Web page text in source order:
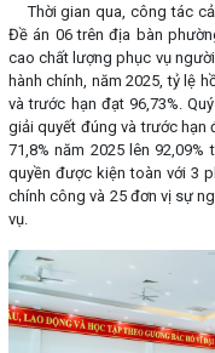
Thời gian qua, công tác
Đề án 06 trên địa bàn
cao chất lượng phục vụ
hành chính, năm 2025, tỷ lệ
và trước hạn đạt 96,73%.
giải quyết đúng và trước hạn
71,8% năm 2025 lên
quyền được kiện toàn với 3
chính công và 25 đơn vị sự
vụ.